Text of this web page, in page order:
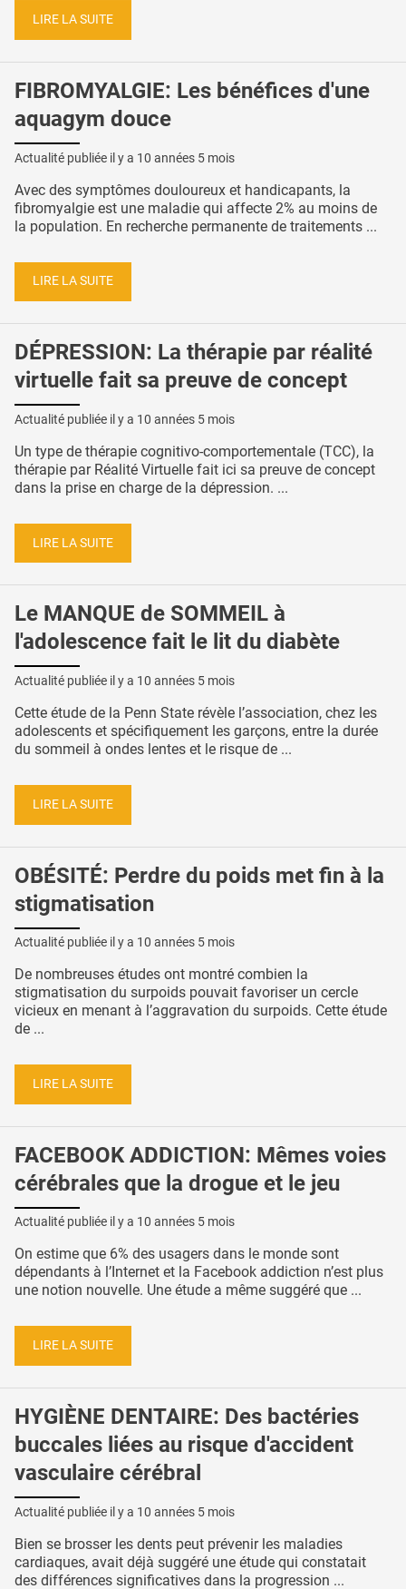
LIRE LA SUITE
FIBROMYALGIE: Les bénéfices d'une
aquagym douce
Actualité publiée il y a 10 années 5 mois
Avec des symptômes douloureux et handicapants, la
fibromyalgie est une maladie qui affecte 2% au moins de
la population. En recherche permanente de traitements ...
LIRE LA SUITE
DÉPRESSION: La thérapie par réalité
virtuelle fait sa preuve de concept
Actualité publiée il y a 10 années 5 mois
Un type de thérapie cognitivo-comportementale (TCC), la
thérapie par Réalité Virtuelle fait ici sa preuve de concept
dans la prise en charge de la dépression. ...
LIRE LA SUITE
Le MANQUE de SOMMEIL à
l'adolescence fait le lit du diabète
Actualité publiée il y a 10 années 5 mois
Cette étude de la Penn State révèle l’association, chez les
adolescents et spécifiquement les garçons, entre la durée
du sommeil à ondes lentes et le risque de ...
LIRE LA SUITE
OBÉSITÉ: Perdre du poids met fin à la
stigmatisation
Actualité publiée il y a 10 années 5 mois
De nombreuses études ont montré combien la
stigmatisation du surpoids pouvait favoriser un cercle
vicieux en menant à l’aggravation du surpoids. Cette étude
de ...
LIRE LA SUITE
FACEBOOK ADDICTION: Mêmes voies
cérébrales que la drogue et le jeu
Actualité publiée il y a 10 années 5 mois
On estime que 6% des usagers dans le monde sont
dépendants à l’Internet et la Facebook addiction n’est plus
une notion nouvelle. Une étude a même suggéré que ...
LIRE LA SUITE
HYGIÈNE DENTAIRE: Des bactéries
buccales liées au risque d'accident
vasculaire cérébral
Actualité publiée il y a 10 années 5 mois
Bien se brosser les dents peut prévenir les maladies
cardiaques, avait déjà suggéré une étude qui constatait
des différences significatives dans la progression ...